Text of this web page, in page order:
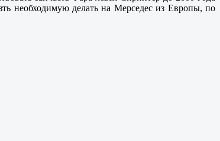
необходимую делать на Мерседес из Европы, по